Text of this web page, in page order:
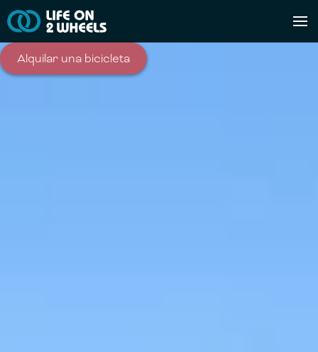
Alquilar una bicicleta